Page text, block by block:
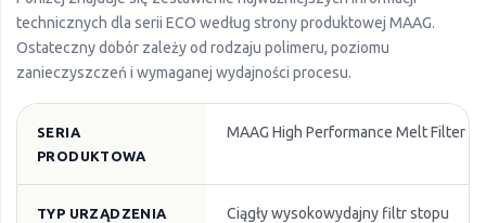
technicznych dla serii ECO według strony produktowej MAAG.
Ostateczny dobór zależy od rodzaju polimeru, poziomu
zanieczyszczeń i wymaganej wydajności procesu.
SERIA
PRODUKTOWA
MAAG High Performance Melt Filter
TYP URZĄDZENIA Ciągły wysokowydajny filtr stopu